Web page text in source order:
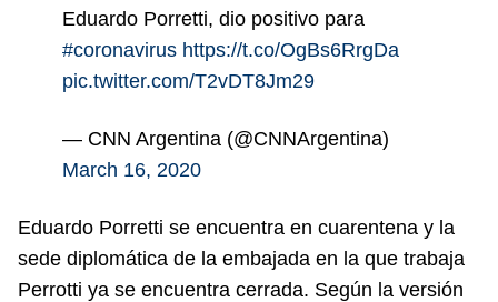
Eduardo Porretti, dio positivo para
#coronavirus https://t.co/OgBs6RrgDa
pic.twitter.com/T2vDT8Jm29
— CNN Argentina (@CNNArgentina)
March 16, 2020
Eduardo Porretti se encuentra en cuarentena y la
sede diplomática de la embajada en la que trabaja
Perrotti ya se encuentra cerrada. Según la versión